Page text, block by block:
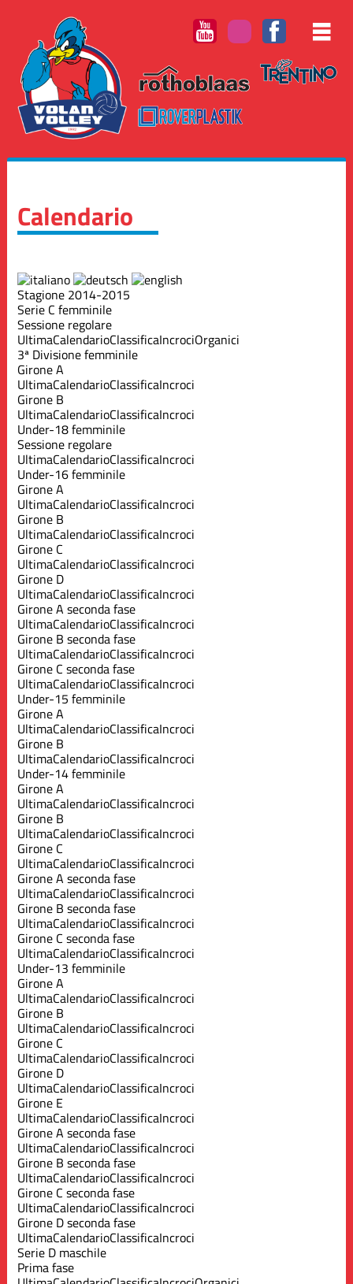
Calendario
Stagione 2014-2015
Serie C femminile
Sessione regolare
UltimaCalendarioClassificaIncrociOrganici
3ª Divisione femminile
Girone A
UltimaCalendarioClassificaIncroci
Girone B
UltimaCalendarioClassificaIncroci
Under-18 femminile
Sessione regolare
UltimaCalendarioClassificaIncroci
Under-16 femminile
Girone A
UltimaCalendarioClassificaIncroci
Girone B
UltimaCalendarioClassificaIncroci
Girone C
UltimaCalendarioClassificaIncroci
Girone D
UltimaCalendarioClassificaIncroci
Girone A seconda fase
UltimaCalendarioClassificaIncroci
Girone B seconda fase
UltimaCalendarioClassificaIncroci
Girone C seconda fase
UltimaCalendarioClassificaIncroci
Under-15 femminile
Girone A
UltimaCalendarioClassificaIncroci
Girone B
UltimaCalendarioClassificaIncroci
Under-14 femminile
Girone A
UltimaCalendarioClassificaIncroci
Girone B
UltimaCalendarioClassificaIncroci
Girone C
UltimaCalendarioClassificaIncroci
Girone A seconda fase
UltimaCalendarioClassificaIncroci
Girone B seconda fase
UltimaCalendarioClassificaIncroci
Girone C seconda fase
UltimaCalendarioClassificaIncroci
Under-13 femminile
Girone A
UltimaCalendarioClassificaIncroci
Girone B
UltimaCalendarioClassificaIncroci
Girone C
UltimaCalendarioClassificaIncroci
Girone D
UltimaCalendarioClassificaIncroci
Girone E
UltimaCalendarioClassificaIncroci
Girone A seconda fase
UltimaCalendarioClassificaIncroci
Girone B seconda fase
UltimaCalendarioClassificaIncroci
Girone C seconda fase
UltimaCalendarioClassificaIncroci
Girone D seconda fase
UltimaCalendarioClassificaIncroci
Serie D maschile
Prima fase